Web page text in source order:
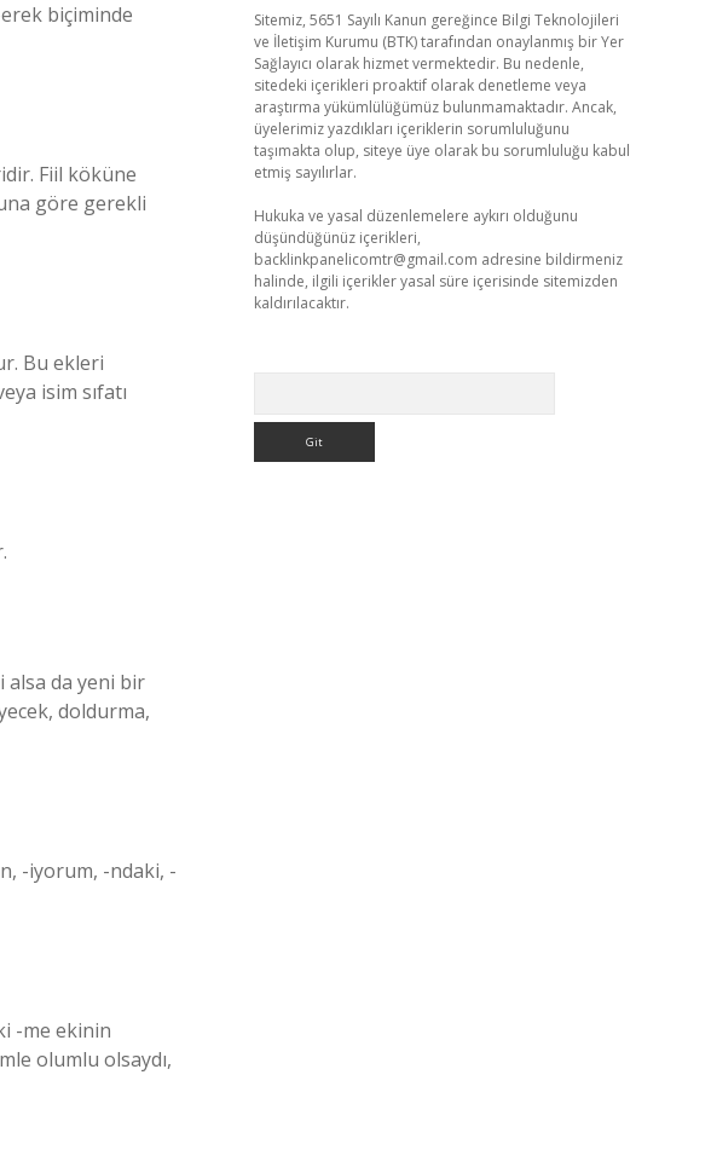
biçiminde
Fiil köküne
göre gerekli
Bu ekleri
isim sıfatı
alsa da yeni bir
doldurma,
-iyorum, -ndaki, -
-me ekinin
olumlu olsaydı,
Sitemiz, 5651 Sayılı Kanun gereğince Bilgi Teknolojileri
ve İletişim Kurumu (BTK) tarafından onaylanmış bir Yer
Sağlayıcı olarak hizmet vermektedir. Bu nedenle,
sitedeki içerikleri proaktif olarak denetleme veya
araştırma yükümlülüğümüz bulunmamaktadır. Ancak,
üyelerimiz yazdıkları içeriklerin sorumluluğunu
taşımakta olup, siteye üye olarak bu sorumluluğu kabul
etmiş sayılırlar.
Hukuka ve yasal düzenlemelere aykırı olduğunu
düşündüğünüz içerikleri,
backlinkpanelicomtr@gmail.com adresine bildirmeniz
halinde, ilgili içerikler yasal süre içerisinde sitemizden
kaldırılacaktır.